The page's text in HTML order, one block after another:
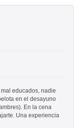
educados, nadie
en el desayuno
En la cena
Una experiencia